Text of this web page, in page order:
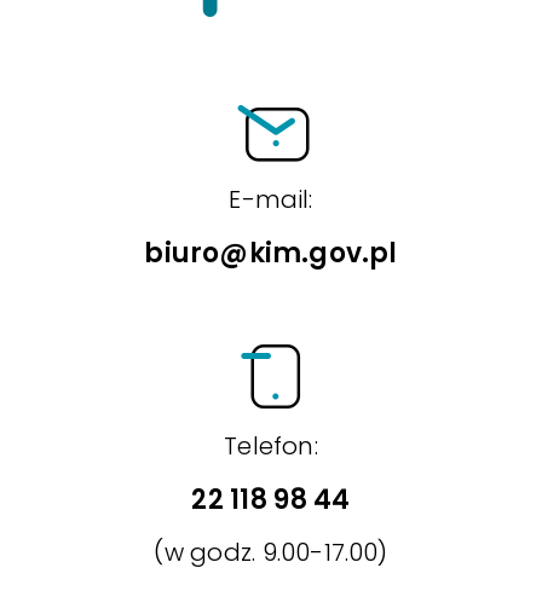
E-mail:
biuro@kim.gov.pl
Telefon:
22 118 98 44
(w godz. 9.00-17.00)